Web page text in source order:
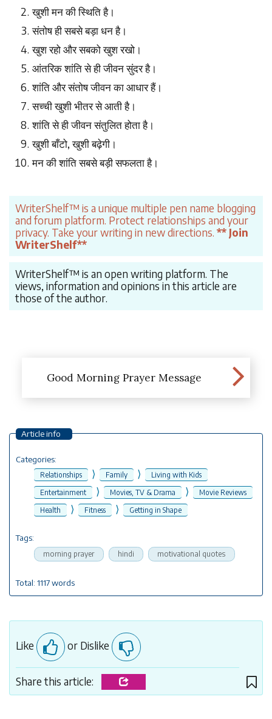
खुशीमनकीस्थितिहै।
संतोषहीसबसेबड़ाधनहै।
खुशरहोऔरसबकोखुशरखो।
आंतरिकशांतिसेहीजीवनसुंदरहै।
शांतिऔरसंतोषजीवनकाआधारहैं।
सच्चीखुशीभीतरसेआतीहै।
शांतिसेहीजीवनसंतुलितहोताहै।
खुशीबाँटो,खुशीबढ़ेगी।
मनकीशांतिसबसेबड़ीसफलताहै।
WriterShelf™ is a unique multiple pen name blogging
and forum platform. Protect relationships and your
privacy. Take your writing in new directions. ** Join
WriterShelf**
WriterShelf™ is an open writing platform. The
views, information and opinions in this article are
those of the author.
Good Morning Prayer Message
Article info
Categories:
Relationships ⟩ Family ⟩
Living with Kids
Entertainment
⟩ Movies, TV & Drama ⟩
Movie Reviews
Health
⟩ Fitness ⟩ Getting in Shape
Tags:
morning prayer hindi motivational quotes
Total: 1117 words
Like or Dislike
Share this article: